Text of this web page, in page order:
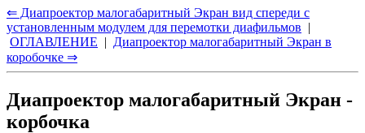
⇐ Диапроектор малогабаритный Экран вид спереди с
установленным модулем для перемотки диафильмов |
ОГЛАВЛЕНИЕ | Диапроектор малогабаритный Экран в
коробочке ⇒
Диапроектор малогабаритный Экран -
корбочка